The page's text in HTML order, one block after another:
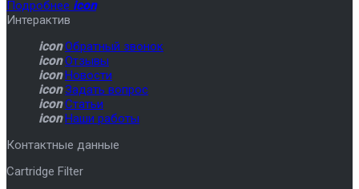
Подробнее icon
Интерактив
icon Обратный звонок
icon Отзывы
icon Новости
icon Задать вопрос
icon Статьи
icon Наши работы
Контактные данные
Cartridge Filter